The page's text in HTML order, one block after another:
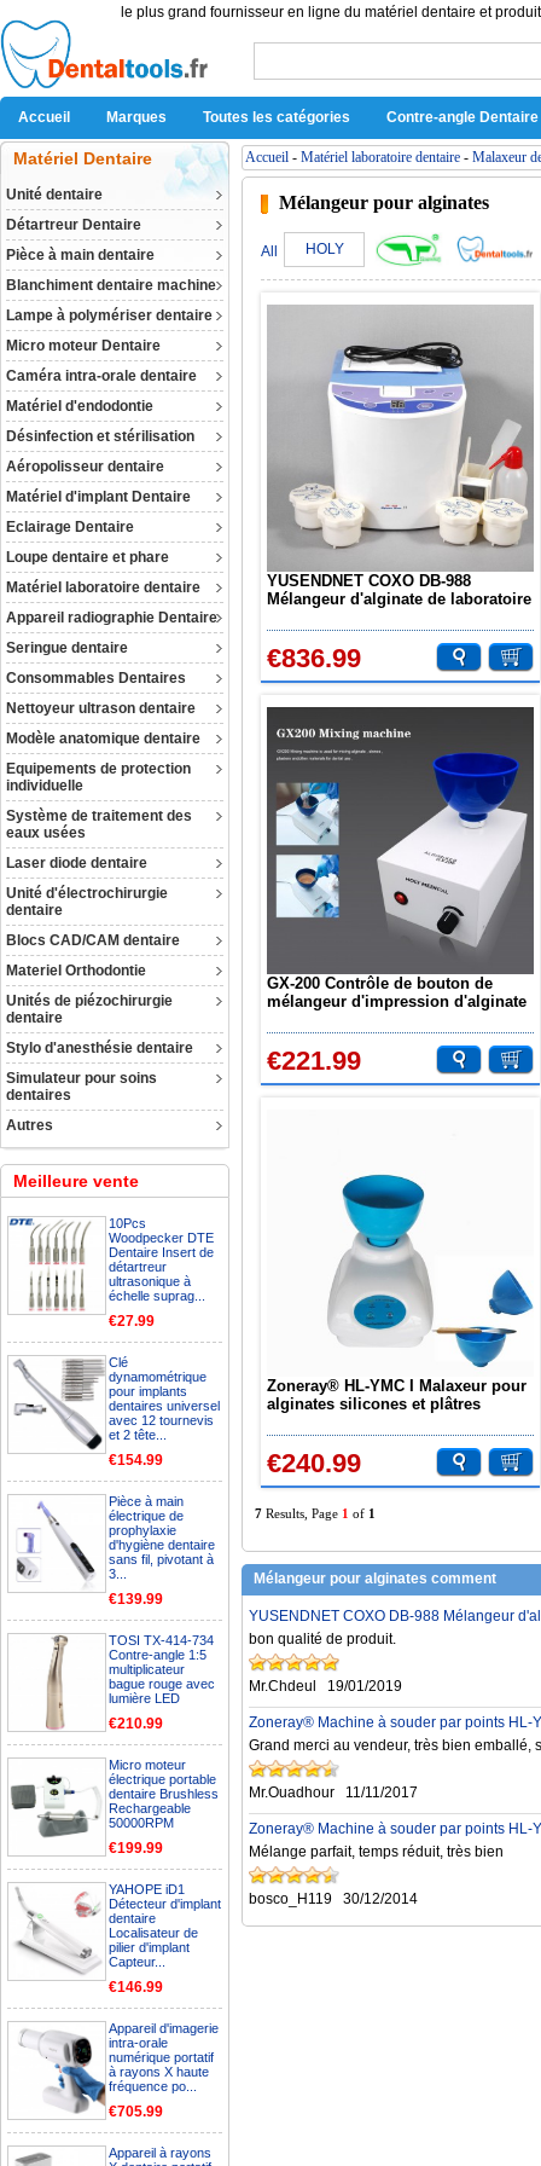
le plus grand fournisseur en ligne du matériel dentaire et
Accueil Marques Toutes les catégories Contre-angle Dentaire
Matériel Dentaire
Unité dentaire
Détartreur Dentaire
Pièce à main dentaire
Blanchiment dentaire machine
Lampe à polymériser dentaire
Micro moteur Dentaire
Caméra intra-orale dentaire
Matériel d'endodontie
Désinfection et stérilisation
Aéropolisseur dentaire
Matériel d'implant Dentaire
Eclairage Dentaire
Loupe dentaire et phare
Matériel laboratoire dentaire
Appareil radiographie Dentaire
Seringue dentaire
Consommables Dentaires
Nettoyeur ultrason dentaire
Modèle anatomique dentaire
Equipements de protection
individuelle
Système de traitement des
eaux usées
Laser diode dentaire
Unité d'électrochirurgie
dentaire
Blocs CAD/CAM dentaire
Materiel Orthodontie
Unités de piézochirurgie
dentaire
Stylo d'anesthésie dentaire
Simulateur pour soins
dentaires
Autres
Meilleure vente
10Pcs
Woodpecker DTE
Dentaire Insert de
détartreur
ultrasonique à
échelle suprag...
€27.99
Clé
dynamométrique
pour implants
dentaires universel
avec 12 tournevis
et 2 tête...
€154.99
Pièce à main
électrique de
prophylaxie
d'hygiène dentaire
sans fil, pivotant à
3...
€139.99
TOSI TX-414-734
Contre-angle 1:5
multiplicateur
bague rouge avec
lumière LED
€210.99
Micro moteur
électrique portable
dentaire Brushless
Rechargeable
50000RPM
€199.99
YAHOPE iD1
Détecteur d'implant
dentaire
Localisateur de
pilier d'implant
Capteur...
€146.99
Appareil d'imagerie
intra-orale
numérique portatif
à rayons X haute
fréquence po...
€705.99
Appareil à rayons
Accueil - Matériel laboratoire dentaire - Malaxeur
Mélangeur pour alginates
All HOLY
YUSENDNET COXO DB-988
Mélangeur d'alginate de laboratoire
€836.99
GX-200 Contrôle de bouton de
mélangeur d'impression d'alginate
€221.99
Zoneray® HL-YMC I Malaxeur pour
alginates silicones et plâtres
€240.99
7 Results, Page 1 of 1
Mélangeur pour alginates comment
YUSENDNET COXO DB-988 Mélangeur
bon qualité de produit.
Mr.Chdeul 19/01/2019
Zoneray® Machine à souder par points HL-
Grand merci au vendeur, très bien emballé,
Mr.Ouadhour 11/11/2017
Zoneray® Machine à souder par points HL-
Mélange parfait, temps réduit, très bien
bosco_H119 30/12/2014